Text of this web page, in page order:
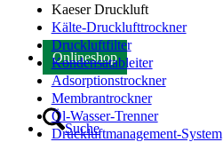
Onlineshop
Suche
Kaeser Druckluft
Kälte-Drucklufttrockner
Druckluftfilter
Kondensatableiter
Adsorptionstrockner
Membrantrockner
Öl-Wasser-Trenner
Druckluftmanagement-System